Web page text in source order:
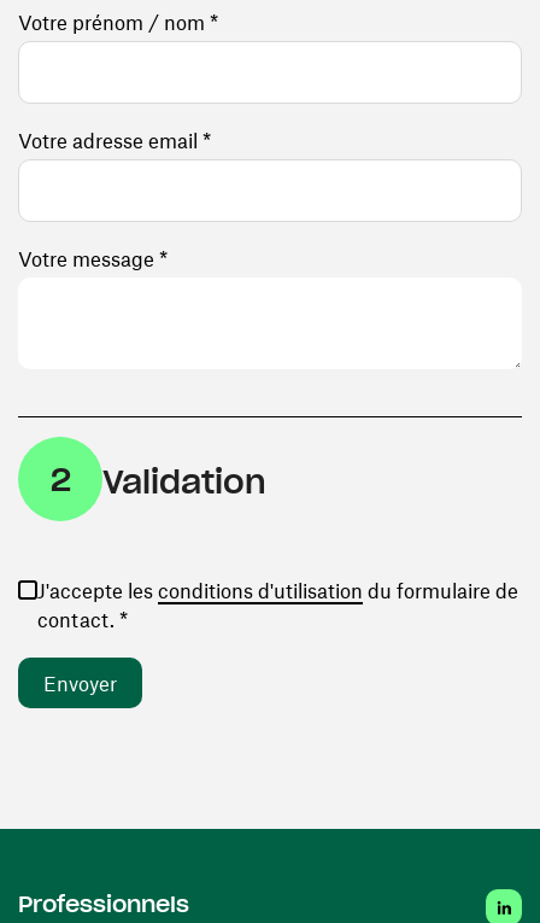
Votre prénom / nom *
Votre adresse email *
Votre message *
2 Validation
J'accepte les conditions d'utilisation (ouvre une
du formulaire de
contact. *
Professionnels